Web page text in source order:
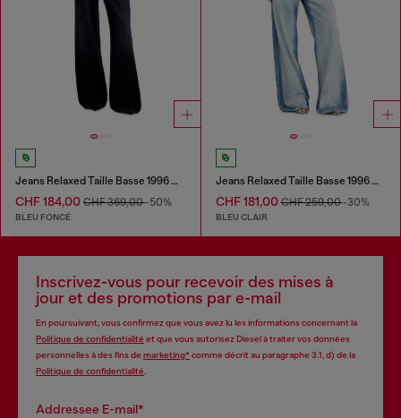
Jeans Relaxed Taille Basse 1996 D-Sire
CHF 184,00 CHF 369,00-50%
BLEU FONCÉ
Jeans Relaxed Taille Basse 1996 D-Sire
CHF 181,00CHF 259,00-30%
BLEU CLAIR
Inscrivez-vous pour recevoir des mises à
jour et des promotions par e-mail
En poursuivant, vous confirmez que vous avez lu les informations concernant la
Politique de confidentialité et que vous autorisez Diesel à traiter vos données
personnelles à des fins de marketing*comme décrit au paragraphe 3.1, d) de la
Politique de confidentialité.
Addressee E-mail*